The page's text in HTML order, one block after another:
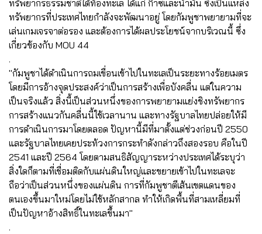
ทรัพยากรธรรมชาติใต้ท้องทะเล ได้แก่ ก๊าซและน้ำมัน ซึ่งเป็นแหล่ง
ทรัพยากรที่ประเทศไทยกำลังจะพัฒนาอยู่ โดยกัมพูชาพยายามที่จะ
เล่นเกมเจรจาต่อรอง และต้องการได้ผลประโยชน์จากบริเวณนี้ ซึ่ง
เกี่ยวข้องกับ MOU 44
.
"กัมพูชาได้ดำเนินการถมเขื่อนเข้าไปในทะเลเป็นระยะทางร้อยเมตร
โดยมีการอ้างจุดประสงค์ว่าเป็นการสร้างเพื่อบังคลื่น แต่ในความ
เป็นจริงแล้ว สิ่งนี้เป็นส่วนหนึ่งของการพยายามแย่งชิงทรัพยากร
การสร้างแนวกันคลื่นนี้ใช้เวลานาน และทางรัฐบาลไทยปล่อยให้มี
การดำเนินการมาโดยตลอด ปัญหานี้มีที่มาตั้งแต่ช่วงก่อนปี 2550
และรัฐบาลไทยเคยประท้วงการกระทำดังกล่าวถึงสองรอบ คือในปี
2541 และปี 2564 โดยตามสนธิสัญญาระหว่างประเทศได้ระบุว่า
สิ่งใดก็ตามที่เชื่อมติดกับแผ่นดินใหญ่และขยายเข้าไปในทะเลจะ
ถือว่าเป็นส่วนหนึ่งของแผ่นดิน การที่กัมพูชาตีเส้นเขตแดนของ
ตนเองขึ้นมาใหม่โดยไม่ใช้หลักสากล ทำให้เกิดพื้นที่สามเหลี่ยมที่
เป็นปัญหาอ้างสิทธิ์ในทะเลขึ้นมา"
.